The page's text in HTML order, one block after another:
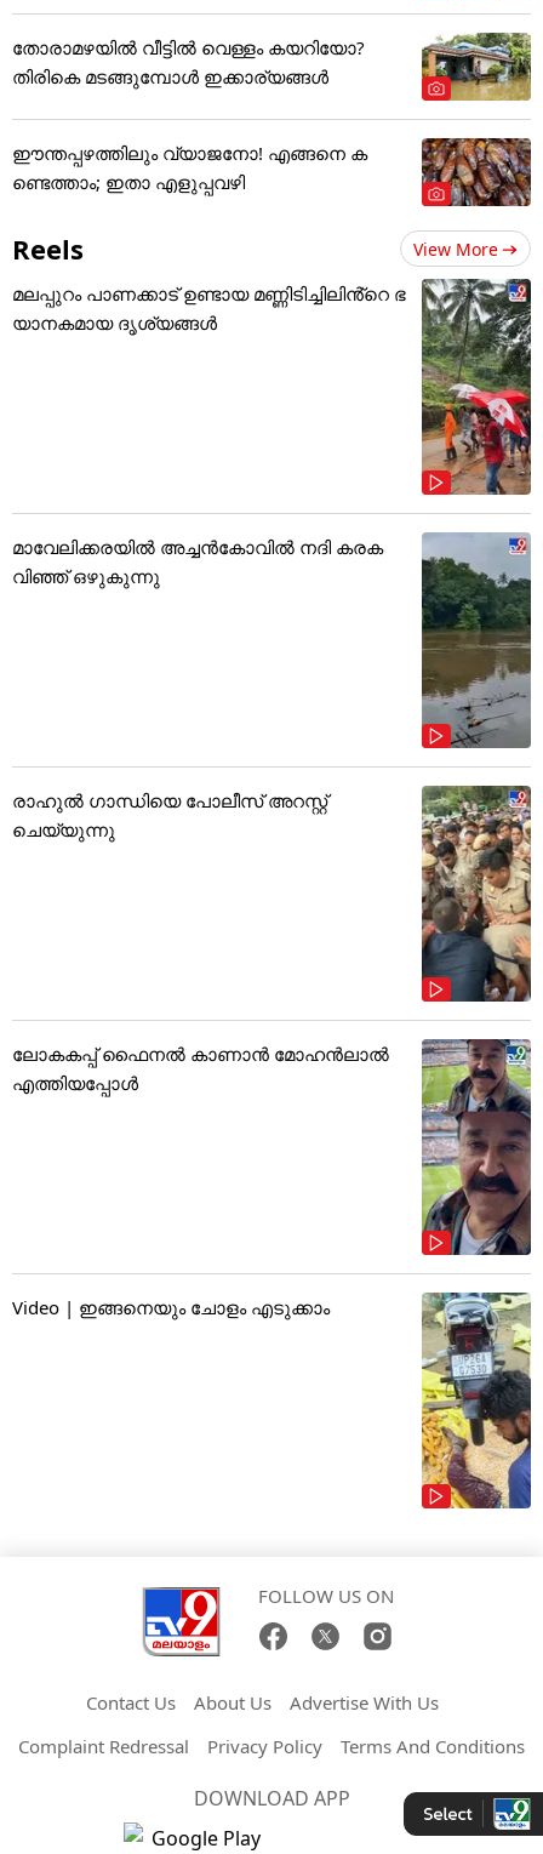
തോരാമഴയിൽ വീട്ടിൽ വെള്ളം കയറിയോ?
തിരികെ മടങ്ങുമ്പോൾ ഇക്കാര്യങ്ങൾ
ഈന്തപ്പഴത്തിലും വ്യാജനോ! എങ്ങനെ ക
ണ്ടെത്താം; ഇതാ എളുപ്പവഴി
Reels View More
മലപ്പുറം പാണക്കാട് ഉണ്ടായ മണ്ണിടിച്ചിലിൻ്റെ ഭ
യാനകമായ ദൃശ്യങ്ങൾ
മാവേലിക്കരയിൽ അച്ചൻകോവിൽ നദി കരക
വിഞ്ഞ് ഒഴുകുന്നു
രാഹുൽ ഗാന്ധിയെ പോലീസ് അറസ്റ്റ്
ചെയ്യുന്നു
ലോകകപ്പ് ഫൈനൽ കാണാൻ മോഹൻലാൽ
എത്തിയപ്പോൾ
Video | ഇങ്ങനെയും ചോളം എടുക്കാം
FOLLOW US ON
Contact Us About Us
Advertise With Us
Complaint Redressal
Privacy Policy Terms And Conditions
DOWNLOAD APP